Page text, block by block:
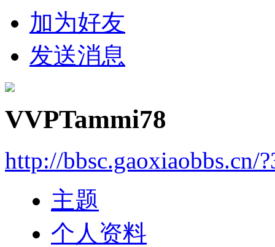
加为好友
发送消息
VVPTammi78
http://bbsc.gaoxiaobbs.cn/
主题
个人资料